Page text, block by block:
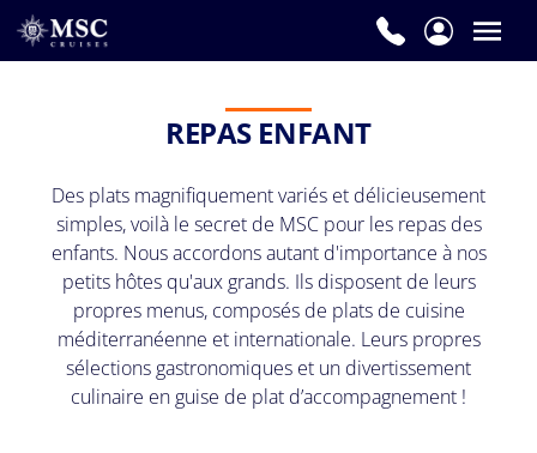
REPAS ENFANT
Des plats magnifiquement variés et délicieusement
simples, voilà le secret de MSC pour les repas des
enfants. Nous accordons autant d'importance à nos
petits hôtes qu'aux grands. Ils disposent de leurs
propres menus, composés de plats de cuisine
méditerranéenne et internationale. Leurs propres
sélections gastronomiques et un divertissement
culinaire en guise de plat d’accompagnement !